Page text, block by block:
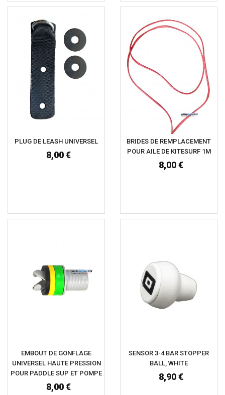
PLUG DE LEASH UNIVERSEL
8,00 €
BRIDES DE REMPLACEMENT
POUR AILE DE KITESURF 1M
8,00 €
EMBOUT DE GONFLAGE
UNIVERSEL HAUTE PRESSION
POUR PADDLE SUP ET POMPE
8,00 €
SENSOR 3-4 BAR STOPPER
BALL, WHITE
8,90 €